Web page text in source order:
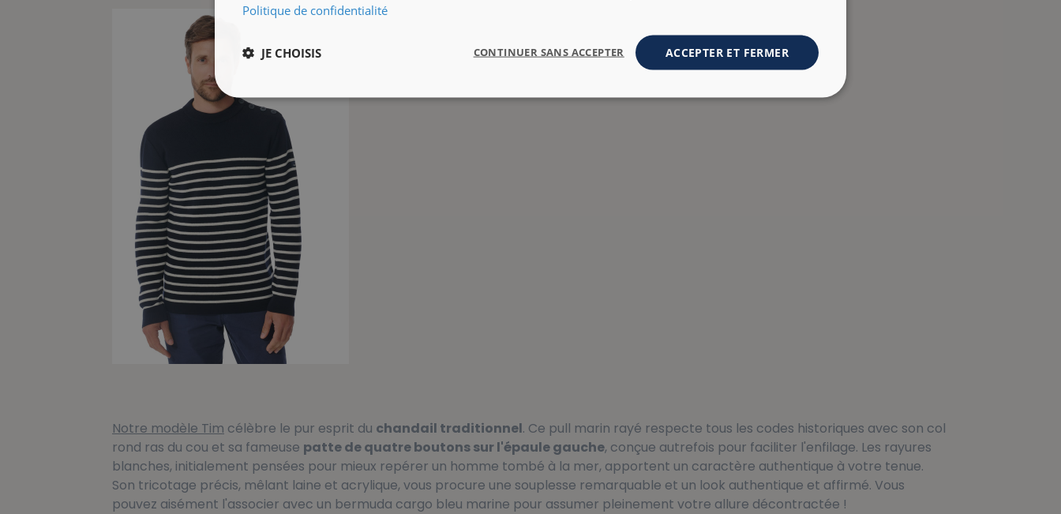
Notre modèle Tim célèbre le pur esprit du chandail traditionnel. Ce pull marin rayé respecte tous les codes historiques avec son col
rond ras du cou et sa fameuse patte de quatre boutons sur l'épaule gauche, conçue autrefois pour faciliter l'enfilage. Les rayures
blanches, initialement pensées pour mieux repérer un homme tombé à la mer, apportent un caractère authentique à votre tenue.
Son tricotage précis, mêlant laine et acrylique, vous procure une souplesse remarquable et un look authentique et affirmé. Vous
pouvez aisément l'associer avec un bermuda cargo bleu marine pour assumer pleinement votre allure décontractée !
Politique de confidentialité
ACCEPTER ET FERMER
CONTINUER SANS ACCEPTER
JE CHOISIS